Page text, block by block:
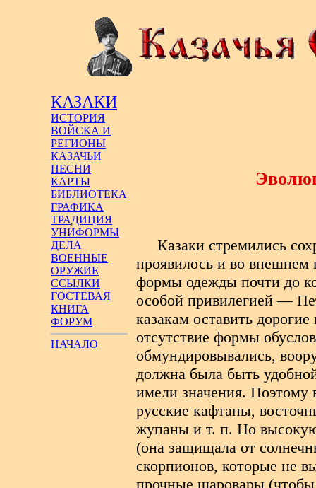
КАЗАКИ
ИСТОРИЯ
ВОЙСКА И
РЕГИОНЫ
КАЗАЧЬИ
ПЕСНИ
КАРТЫ
БИБЛИОТЕКА
ГРАФИКА
ТРАДИЦИЯ
УНИФОРМЫ
ДЕЛА
ВОЕННЫЕ
ОРУЖИЕ
ССЫЛКИ
ГОСТЕВАЯ
КНИГА
ФОРУМ
НАЧАЛО
Казаки стремились
проявилось и во внешнем
формы одежды почти до
особой привилегией —
казакам оставить
отсутствие формы
обмундировывались,
должна была быть
имели значения. Поэтому
русские кафтаны,
жупаны и т. п. Но
(она защищала от
скорпионов, которые не
прочные шаровары (чтобы